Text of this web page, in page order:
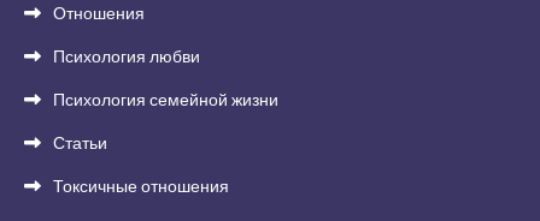
Отношения
Психология любви
Психология семейной жизни
Статьи
Токсичные отношения